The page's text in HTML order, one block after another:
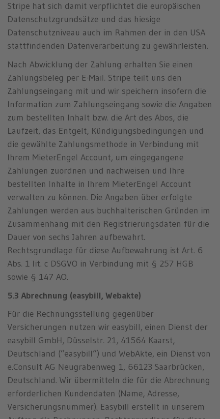
Stripe hat sich damit verpflichtet die europäischen
Datenschutzgrundsätze und das hiesige
Datenschutzniveau auch im Rahmen der in den USA
stattfindenden Datenverarbeitung zu gewährleisten.
Nach Abwicklung der Zahlung erhalten Sie einen
Zahlungsbeleg per E-Mail. Stripe teilt uns den
Zahlungseingang mit und wir speichern insofern die
Information zum Zahlungseingang sowie die Angaben
zum bestellten Inhalt bzw. die Art des Abos, die
Laufzeit, das Entgelt, Kündigungsbedingungen und
die gewählte Zahlungsmethode in Verbindung mit
Ihrem MieterEngel Account, um eingegangene
Zahlungen zuordnen und nachweisen und Ihre
bestellten Inhalte in Ihrem MieterEngel Account
verwalten zu können. Die Angaben über erfolgte
Zahlungen werden aus buchhalterischen Gründen im
Zusammenhang mit den Registrierungsdaten für die
Dauer von sechs Jahren aufbewahrt.
Rechtsgrundlage für diese Aufbewahrung ist Art. 6
Abs. 1 lit. c DSGVO in Verbindung mit § 257 HGB
sowie § 147 AO.
5.3 Abrechnung (easybill, Webakte)
Für die Rechnungsstellung gegenüber
Versicherungen nutzen wir easybill, einen Dienst der
easybill GmbH, Düsselstr. 21, 41564 Kaarst,
Deutschland (“easybill”) und WebAkte, ein Dienst von
e.Consult AG Neugrabenweg 1, 66123 Saarbrücken,
Deutschland. Wir übermitteln die für die Abrechnung
erforderlichen Kundendaten (Name, Adresse,
Versicherungsnummer). Easybill erstellt in unserem